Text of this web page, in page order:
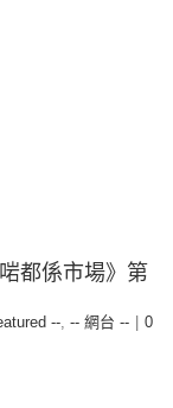
都係市場》第
--, -- 網台 --
0